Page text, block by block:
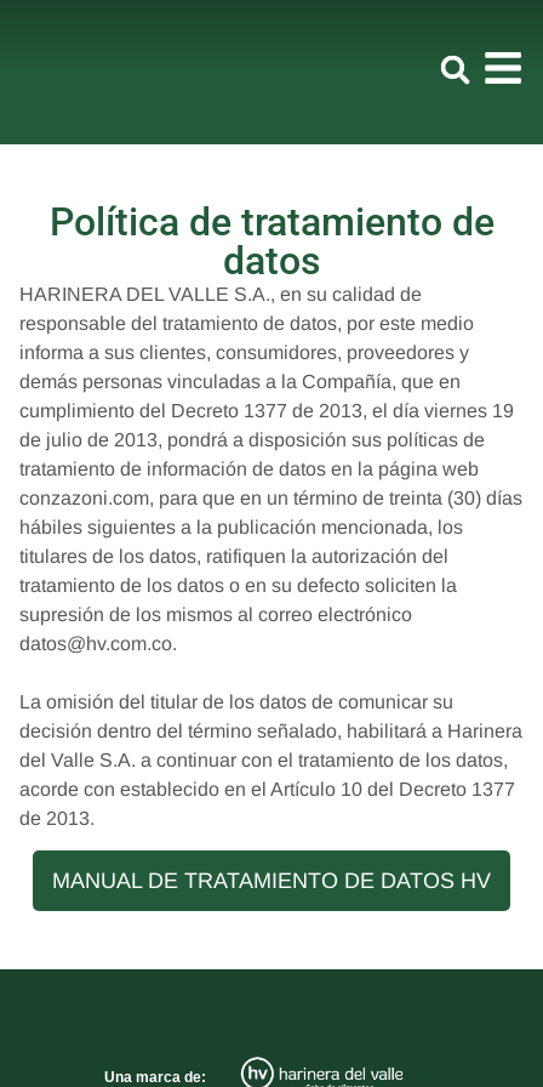
Política de tratamiento de
datos
HARINERA DEL VALLE S.A., en su calidad de
responsable del tratamiento de datos, por este medio
informa a sus clientes, consumidores, proveedores y
demás personas vinculadas a la Compañía, que en
cumplimiento del Decreto 1377 de 2013, el día viernes 19
de julio de 2013, pondrá a disposición sus políticas de
tratamiento de información de datos en la página web
conzazoni.com, para que en un término de treinta (30) días
hábiles siguientes a la publicación mencionada, los
titulares de los datos, ratifiquen la autorización del
tratamiento de los datos o en su defecto soliciten la
supresión de los mismos al correo electrónico
datos@hv.com.co.
La omisión del titular de los datos de comunicar su
decisión dentro del término señalado, habilitará a Harinera
del Valle S.A. a continuar con el tratamiento de los datos,
acorde con establecido en el Artículo 10 del Decreto 1377
de 2013.
MANUAL DE TRATAMIENTO DE DATOS HV
Una marca de: